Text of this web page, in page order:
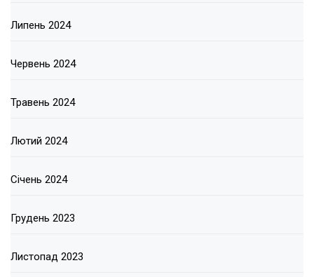
Липень 2024
Червень 2024
Травень 2024
Лютий 2024
Січень 2024
Грудень 2023
Листопад 2023